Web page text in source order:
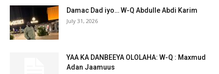
Damac Dad iyo… W-Q Abdulle Abdi Karim
July 31, 2026
YAA KA DANBEEYA OLOLAHA: W-Q : Maxmud
Adan Jaamuus